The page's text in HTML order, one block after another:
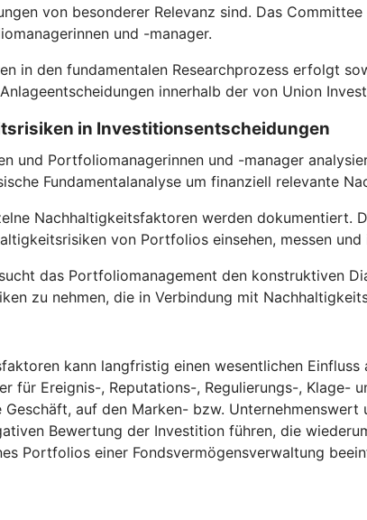
von besonderer Relevanz sind. Das
und -manager.
in den fundamentalen Researchprozess erfolgt
innerhalb der von Union
in Investitionsentscheidungen
und Portfoliomanagerinnen und -manager
Fundamentalanalyse um finanziell relevante
Nachhaltigkeitsfaktoren werden
von Portfolios einsehen, messen
das Portfoliomanagement den konstruktiven
zu nehmen, die in Verbindung mit
kann langfristig einen wesentlichen
für Ereignis-, Reputations-, Regulierungs-, Klage-
auf den Marken- bzw.
Bewertung der Investition führen, die
Portfolios einer Fondsvermögensverwaltung